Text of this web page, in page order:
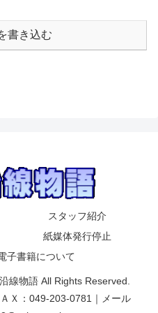
書き込む
スタッフ紹介
紙媒体発行停止
子書籍について
線物語 All Rights Reserved.
Ｘ：049-203-0781｜メール